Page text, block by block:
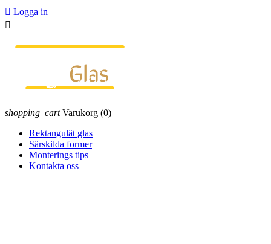
 Logga in

shopping_cart Varukorg (0)
Rektangulät glas
Särskilda former
Monterings tips
Kontakta oss